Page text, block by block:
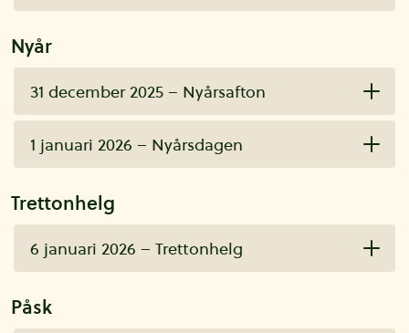
Nyår
31 december 2025 – Nyårsafton
1 januari 2026 – Nyårsdagen
Trettonhelg
6 januari 2026 – Trettonhelg
Påsk